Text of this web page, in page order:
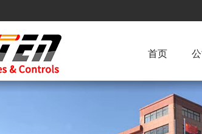
首页